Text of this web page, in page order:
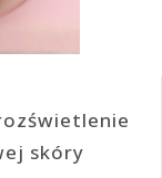
skóry